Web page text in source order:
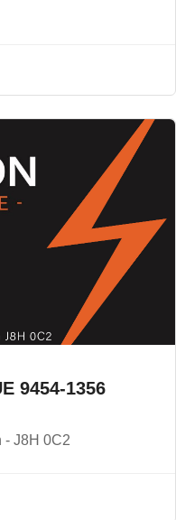
9454-1356
- J8H 0C2